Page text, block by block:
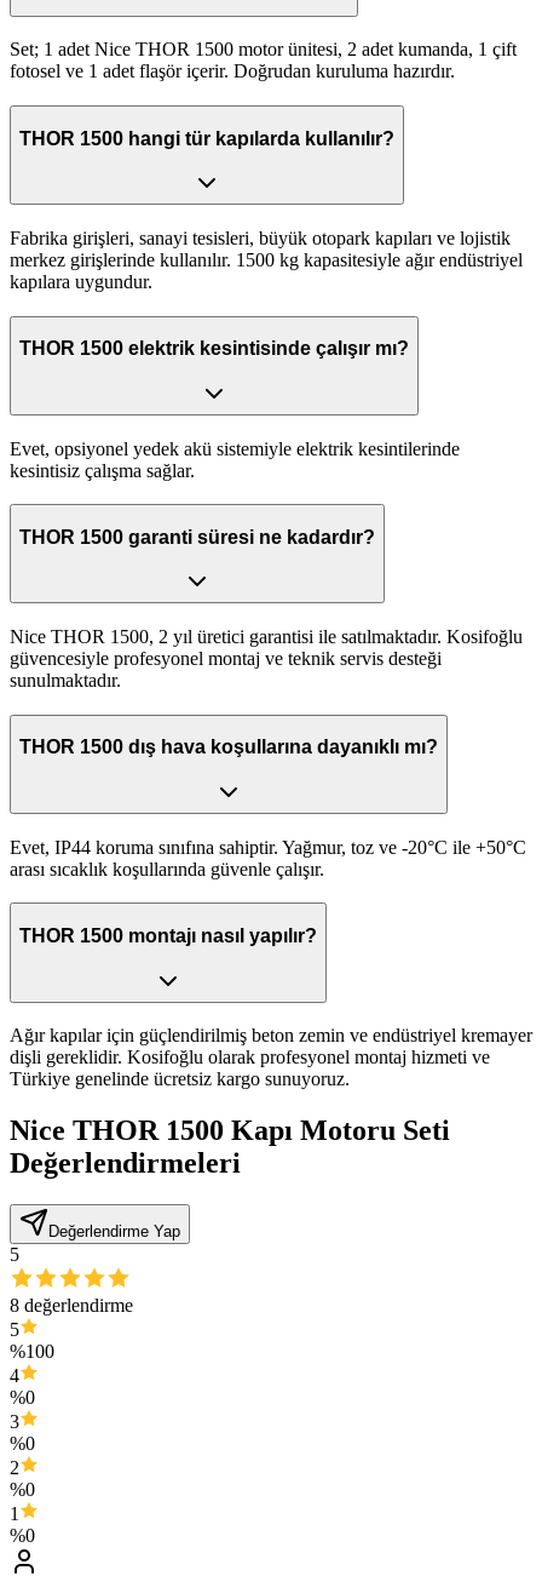
Set; 1 adet Nice THOR 1500 motor ünitesi, 2 adet kumanda, 1 çift
fotosel ve 1 adet flaşör içerir. Doğrudan kuruluma hazırdır.
THOR 1500 hangi tür kapılarda kullanılır?
Fabrika girişleri, sanayi tesisleri, büyük otopark kapıları ve lojistik
merkez girişlerinde kullanılır. 1500 kg kapasitesiyle ağır endüstriyel
kapılara uygundur.
THOR 1500 elektrik kesintisinde çalışır mı?
Evet, opsiyonel yedek akü sistemiyle elektrik kesintilerinde
kesintisiz çalışma sağlar.
THOR 1500 garanti süresi ne kadardır?
Nice THOR 1500, 2 yıl üretici garantisi ile satılmaktadır. Kosifoğlu
güvencesiyle profesyonel montaj ve teknik servis desteği
sunulmaktadır.
THOR 1500 dış hava koşullarına dayanıklı mı?
Evet, IP44 koruma sınıfına sahiptir. Yağmur, toz ve -20°C ile +50°C
arası sıcaklık koşullarında güvenle çalışır.
THOR 1500 montajı nasıl yapılır?
Ağır kapılar için güçlendirilmiş beton zemin ve endüstriyel kremayer
dişli gereklidir. Kosifoğlu olarak profesyonel montaj hizmeti ve
Türkiye genelinde ücretsiz kargo sunuyoruz.
Nice THOR 1500 Kapı Motoru Seti
Değerlendirmeleri
Değerlendirme Yap
5
8 değerlendirme
5
%100
4
%0
3
%0
2
%0
1
%0